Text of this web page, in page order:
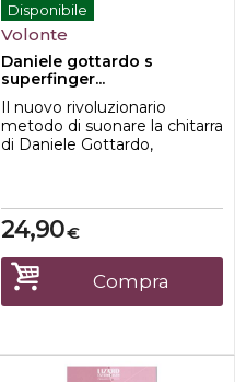
Disponibile
Volonte
Daniele gottardo s
superfinger...
Il nuovo rivoluzionario
metodo di suonare la chitarra
di Daniele Gottardo,
Award 2009.Un DVD che
tratta i principali tipici
problemi che ogni chitarrista
incontra nel su
€
24,90
Compra